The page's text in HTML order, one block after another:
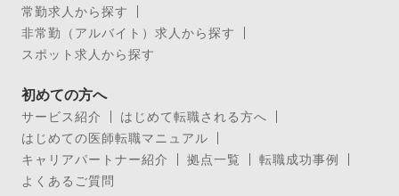
常勤求人から探す
非常勤（アルバイト）求人から探す
スポット求人から探す
初めての方へ
サービス紹介
はじめて転職される方へ
はじめての医師転職マニュアル
キャリアパートナー紹介
拠点一覧
転職成功事例
よくあるご質問